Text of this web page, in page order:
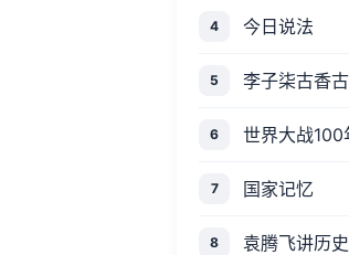
4 今日说法
5
6
7 国家记忆
8 袁腾飞讲历史